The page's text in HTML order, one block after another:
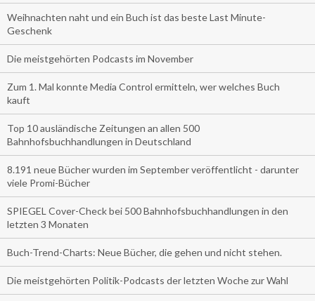
Weihnachten naht und ein Buch ist das beste Last Minute-
Geschenk
Die meistgehörten Podcasts im November
Zum 1. Mal konnte Media Control ermitteln, wer welches Buch
kauft
Top 10 ausländische Zeitungen an allen 500
Bahnhofsbuchhandlungen in Deutschland
8.191 neue Bücher wurden im September veröffentlicht - darunter
viele Promi-Bücher
SPIEGEL Cover-Check bei 500 Bahnhofsbuchhandlungen in den
letzten 3 Monaten
Buch-Trend-Charts: Neue Bücher, die gehen und nicht stehen.
Die meistgehörten Politik-Podcasts der letzten Woche zur Wahl